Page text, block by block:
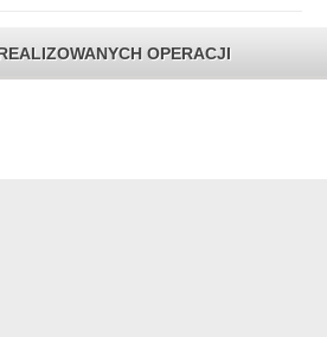
OPERACJI